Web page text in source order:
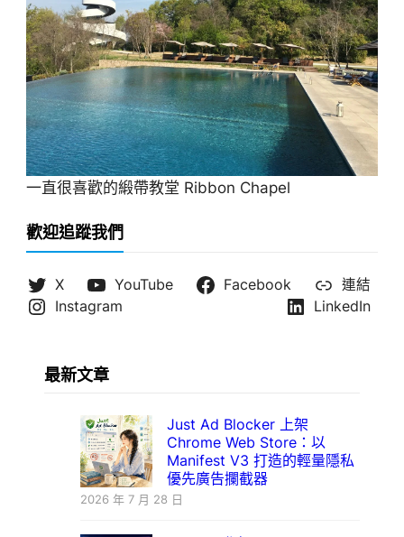
一直很喜歡的緞帶教堂 Ribbon Chapel
歡迎追蹤我們
X YouTube Facebook
連結
Instagram
LinkedIn
最新文章
Just Ad Blocker 上架
Chrome Web Store：以
Manifest V3 打造的輕量隱私
優先廣告攔截器
2026 年 7 月 28 日